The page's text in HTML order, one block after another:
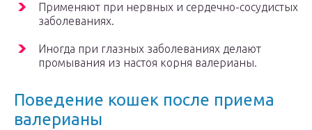
Применяют при нервных и сердечно-сосудистых
заболеваниях.
Иногда при глазных заболеваниях делают
промывания из настоя корня валерианы.
Поведение кошек после приема
валерианы